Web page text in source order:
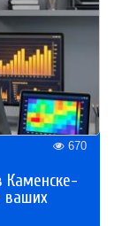
670
Каменске-
ваших